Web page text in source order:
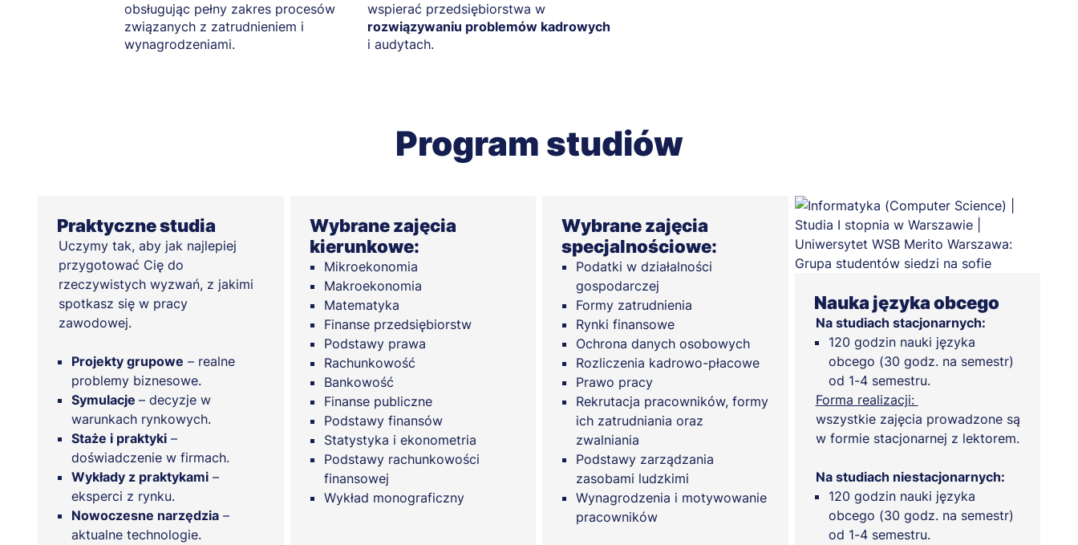
obsługując pełny zakres procesów
związanych z zatrudnieniem i
wynagrodzeniami.
wspierać przedsiębiorstwa w
rozwiązywaniu problemów kadrowych
i audytach.
Program studiów
Praktyczne studia
Uczymy tak, aby jak najlepiej
przygotować Cię do
rzeczywistych wyzwań, z jakimi
spotkasz się w pracy
zawodowej.
Projekty grupowe – realne
problemy biznesowe.
Symulacje – decyzje w
warunkach rynkowych.
Staże i praktyki –
doświadczenie w firmach.
Wykłady z praktykami –
eksperci z rynku.
Nowoczesne narzędzia –
aktualne technologie.
Wybrane zajęcia
kierunkowe:
Mikroekonomia
Makroekonomia
Matematyka
Finanse przedsiębiorstw
Podstawy prawa
Rachunkowość
Bankowość
Finanse publiczne
Podstawy finansów
Statystyka i ekonometria
Podstawy rachunkowości
finansowej
Wykład monograficzny
Wybrane zajęcia
specjalnościowe:
Podatki w działalności
gospodarczej
Formy zatrudnienia
Rynki finansowe
Ochrona danych osobowych
Rozliczenia kadrowo-płacowe
Prawo pracy
Rekrutacja pracowników, formy
ich zatrudniania oraz
zwalniania
Podstawy zarządzania
zasobami ludzkimi
Wynagrodzenia i motywowanie
pracowników
Nauka języka obcego
Na studiach stacjonarnych:
120 godzin nauki języka
obcego (30 godz. na semestr)
od 1-4 semestru.
Forma realizacji:
wszystkie zajęcia prowadzone są
w formie stacjonarnej z lektorem.
Na studiach niestacjonarnych:
120 godzin nauki języka
obcego (30 godz. na semestr)
od 1-4 semestru.